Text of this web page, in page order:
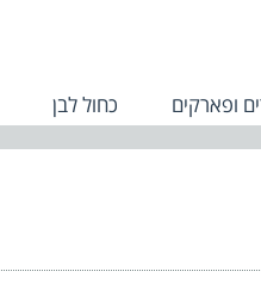
ופארקים כחול לבן